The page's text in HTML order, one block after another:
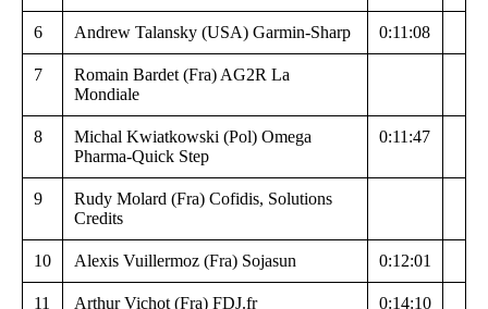
6 Andrew Talansky (USA) Garmin-Sharp 0:11:08
7
Romain Bardet (Fra) AG2R La
Mondiale
8
Michal Kwiatkowski (Pol) Omega
Pharma-Quick Step
0:11:47
9
Rudy Molard (Fra) Cofidis, Solutions
Credits
10 Alexis Vuillermoz (Fra) Sojasun 0:12:01
11 Arthur Vichot (Fra) FDJ.fr 0:14:10